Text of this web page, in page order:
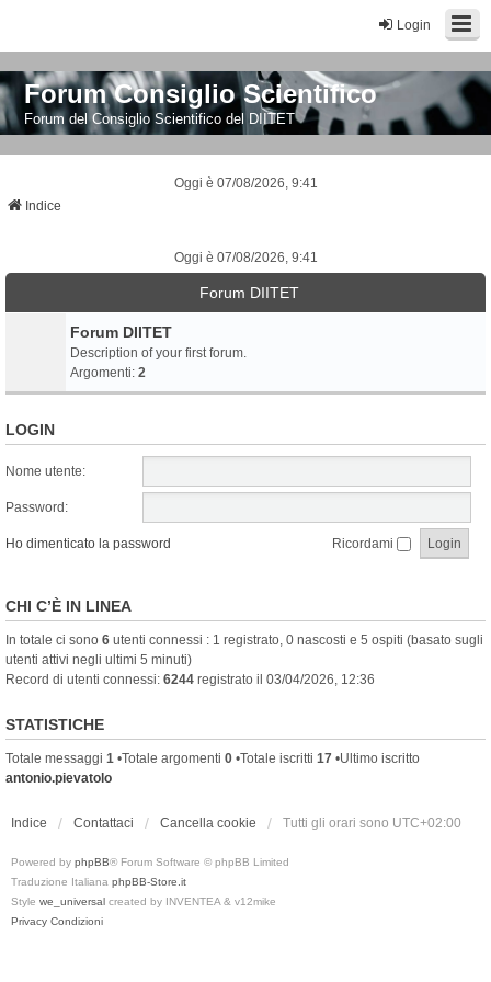
Login
Forum Consiglio Scientifico
Forum del Consiglio Scientifico del DIITET
Oggi è 07/08/2026, 9:41
Indice
Oggi è 07/08/2026, 9:41
Forum DIITET
Forum DIITET
Description of your first forum.
Argomenti: 2
LOGIN
Nome utente:
Password:
Ho dimenticato la password Ricordami
CHI C’È IN LINEA
In totale ci sono 6 utenti connessi : 1 registrato, 0 nascosti e 5 ospiti (basato sugli
utenti attivi negli ultimi 5 minuti)
Record di utenti connessi: 6244 registrato il 03/04/2026, 12:36
STATISTICHE
Totale messaggi 1 •Totale argomenti 0 •Totale iscritti 17 •Ultimo iscritto
antonio.pievatolo
Indice Contattaci Cancella cookie Tutti gli orari sono UTC+02:00
Powered by phpBB® Forum Software © phpBB Limited
Traduzione Italiana phpBB-Store.it
Style we_universal created by INVENTEA & v12mike
Privacy Condizioni